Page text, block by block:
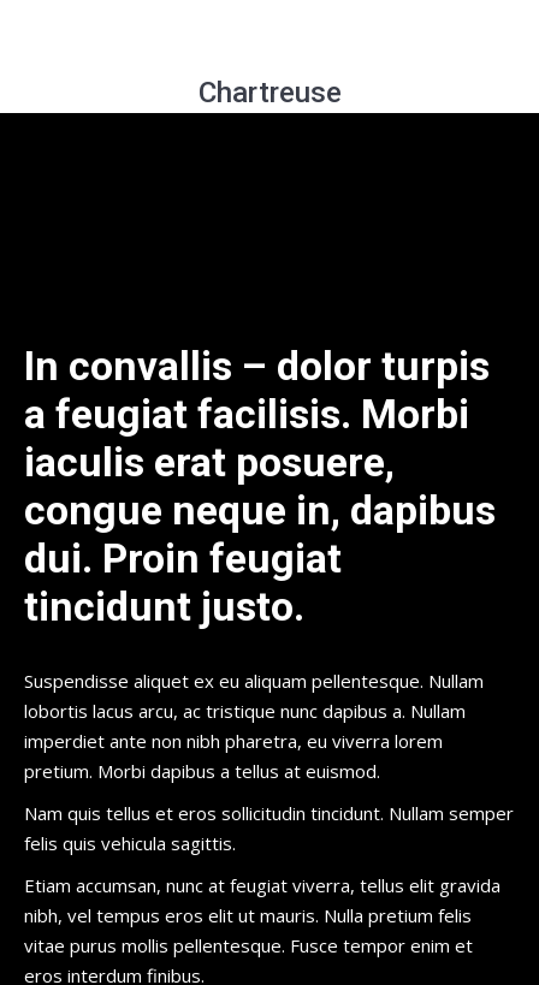
Chartreuse
In convallis – dolor turpis
a feugiat facilisis. Morbi
iaculis erat posuere,
congue neque in, dapibus
dui. Proin feugiat
tincidunt justo.
Suspendisse aliquet ex eu aliquam pellentesque. Nullam
lobortis lacus arcu, ac tristique nunc dapibus a. Nullam
imperdiet ante non nibh pharetra, eu viverra lorem
pretium. Morbi dapibus a tellus at euismod.
Nam quis tellus et eros sollicitudin tincidunt. Nullam semper
felis quis vehicula sagittis.
Etiam accumsan, nunc at feugiat viverra, tellus elit gravida
nibh, vel tempus eros elit ut mauris. Nulla pretium felis
vitae purus mollis pellentesque. Fusce tempor enim et
eros interdum finibus.